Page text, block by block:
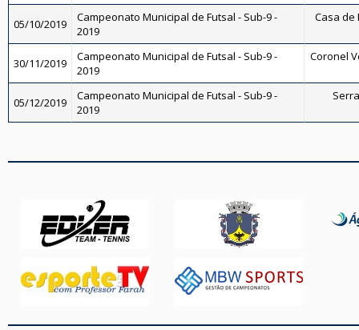
05/10/2019
Campeonato Municipal de Futsal - Sub-9 -
2019
Casa de
30/11/2019
Campeonato Municipal de Futsal - Sub-9 -
2019
Coronel
05/12/2019
Campeonato Municipal de Futsal - Sub-9 -
2019